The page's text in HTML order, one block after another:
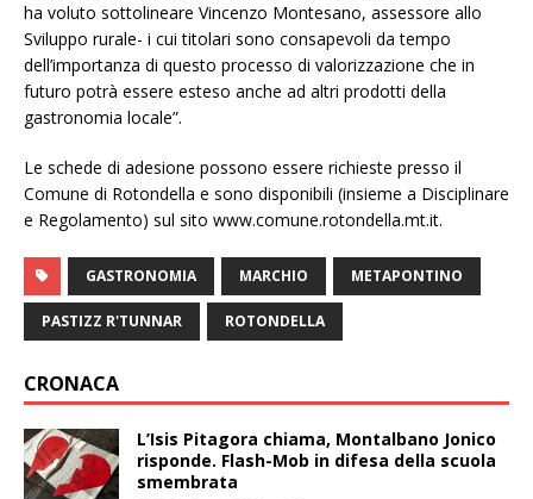
ha voluto sottolineare Vincenzo Montesano, assessore allo
Sviluppo rurale- i cui titolari sono consapevoli da tempo
dell’importanza di questo processo di valorizzazione che in
futuro potrà essere esteso anche ad altri prodotti della
gastronomia locale”.
Le schede di adesione possono essere richieste presso il
Comune di Rotondella e sono disponibili (insieme a Disciplinare
e Regolamento) sul sito www.comune.rotondella.mt.it.
GASTRONOMIA MARCHIO METAPONTINO
PASTIZZ R'TUNNAR ROTONDELLA
CRONACA
L’Isis Pitagora chiama, Montalbano Jonico
risponde. Flash-Mob in difesa della scuola
smembrata